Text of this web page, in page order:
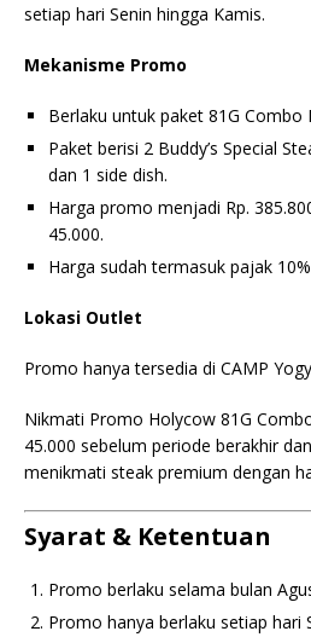
setiap hari Senin hingga Kamis.
Mekanisme Promo
Berlaku untuk paket 81G Combo
Paket berisi 2 Buddy’s Special
dan 1 side dish.
Harga promo menjadi Rp.
45.000.
Harga sudah termasuk pajak
Lokasi Outlet
Promo hanya tersedia di CAMP
Nikmati Promo Holycow 81G
45.000 sebelum periode berakhir
menikmati steak premium dengan
Syarat & Ketentuan
Promo berlaku selama bulan
Promo hanya berlaku setiap hari